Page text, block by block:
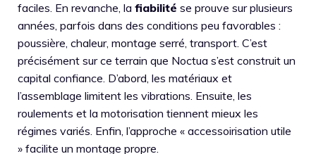
faciles. En revanche, la fiabilité se prouve sur plusieurs
années, parfois dans des conditions peu favorables :
poussière, chaleur, montage serré, transport. C’est
précisément sur ce terrain que Noctua s’est construit un
capital confiance. D’abord, les matériaux et
l’assemblage limitent les vibrations. Ensuite, les
roulements et la motorisation tiennent mieux les
régimes variés. Enfin, l’approche « accessoirisation utile
» facilite un montage propre.